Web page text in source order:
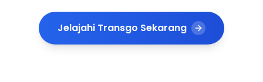
Jelajahi Transgo Sekarang